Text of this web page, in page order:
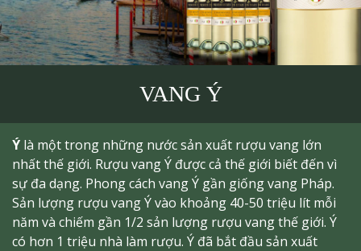
VANG Ý
Ý là một trong những nước sản xuất rượu vang lớn
nhất thế giới. Rượu vang Ý được cả thế giới biết đến vì
sự đa dạng. Phong cách vang Ý gần giống vang Pháp.
Sản lượng rượu vang Ý vào khoảng 40-50 triệu lít mỗi
năm và chiếm gần 1/2 sản lượng rượu vang thế giới. Ý
có hơn 1 triệu nhà làm rượu. Ý đã bắt đầu sản xuất